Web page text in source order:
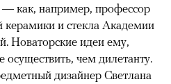
— как, например, профессор
и стекла Академии
Новаторские идеи ему,
осуществить, чем дилетанту.
дизайнер Светлана